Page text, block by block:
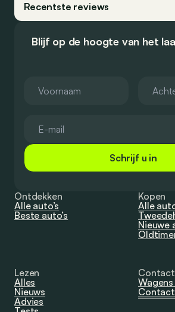
Recentste reviews
Blijf op de hoogte van het
Schrijf u in
Ontdekken
Alle auto’s
Beste auto’s
Kopen
Alle
Nieuwe
Lezen
Alles
Nieuws
Advies
Contact